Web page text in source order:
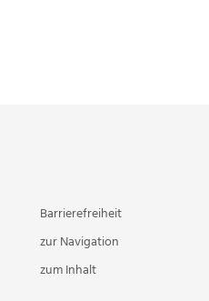
Barrierefreiheit
zur Navigation
zum Inhalt